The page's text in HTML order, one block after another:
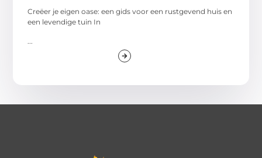
Creëer je eigen oase: een gids voor een rustgevend huis en
een levendige tuin In